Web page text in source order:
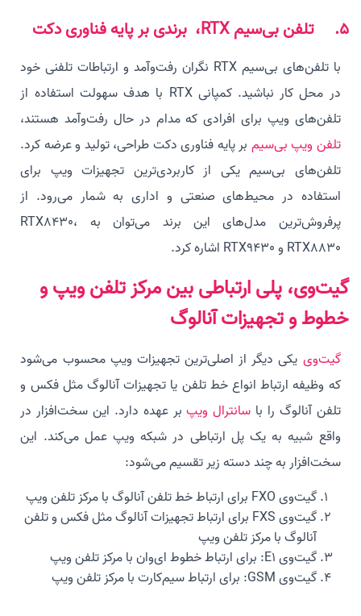
5. تلفن بی‌سیم RTX، برندی بر پایه فناوری دکت
با تلفن‌های بی‌سیم RTX نگران رفت‌وآمد و ارتباطات تلفنی خود
در محل کار نباشید. کمپانی RTX با هدف سهولت استفاده از
تلفن‌های ویپ برای افرادی که مدام در حال رفت‌وآمد هستند،
تلفن ویپ بی‌سیم بر پایه فناوری دکت طراحی، تولید و عرضه کرد.
تلفن‌های بی‌سیم یکی از کاربردی‌ترین تجهیزات ویپ برای
استفاده در محیط‌های صنعتی و اداری به شمار می‌رود. از
پرفروش‌ترین مدل‌های این برند می‌توان به RTX8430،
RTX8830 و RTX9430 اشاره کرد.
گیت‌وی، پلی ارتباطی بین مرکز تلفن ویپ و
خطوط و تجهیزات آنالوگ
گیت‌وی یکی دیگر از اصلی‌ترین تجهیزات ویپ محسوب می‌شود
که وظیفه ارتباط انواع خط تلفن یا تجهیزات آنالوگ مثل فکس و
تلفن آنالوگ را با سانترال ویپبر عهده دارد. این سخت‌افزار در
واقع شبیه به یک پل ارتباطی در شبکه ویپ عمل می‌کند. این
سخت‌افزار به چند دسته زیر تقسیم می‌شود:
گیت‎‌وی FXO برای ارتباط خط تلفن آنالوگ با مرکز تلفن ویپ
گیت‌وی FXS برای ارتباط تجهیزات آنالوگ مثل فکس و تلفن
آنالوگ با مرکز تلفن ویپ
گیت‌وی E1: برای ارتباط خطوط ای‌وان با مرکز تلفن ویپ
گیت‌وی GSM: برای ارتباط سیم‌کارت با مرکز تلفن ویپ